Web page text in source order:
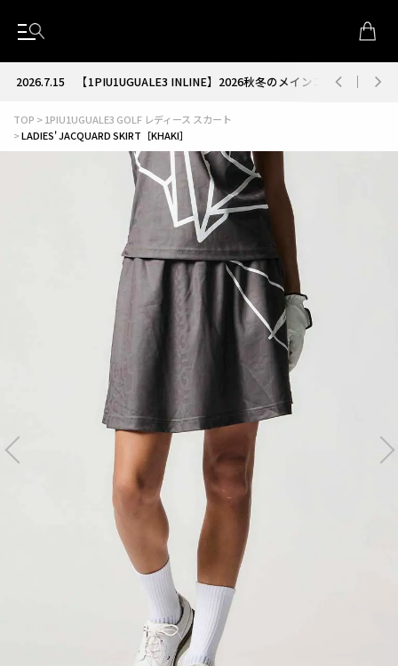
2026.7.15【1PIU1UGUALE3 INLINE】2026秋冬のメインコレクションが
TOP
1PIU1UGUALE3 GOLF レディース スカート
LADIES' JACQUARD SKIRT［KHAKI］